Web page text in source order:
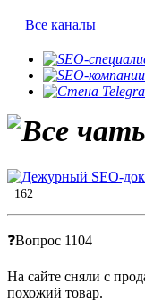
Все каналы
162
❓Вопрос 1104
На сайте сняли с
похожий товар.